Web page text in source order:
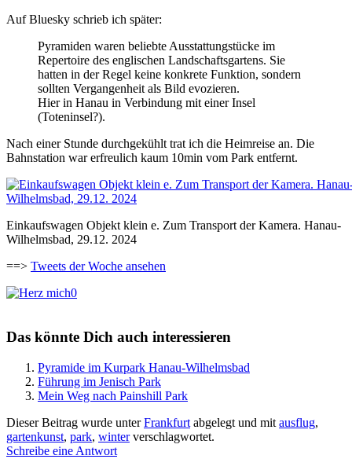
Auf Bluesky schrieb ich später:
Pyramiden waren beliebte Ausstattungstücke im
Repertoire des englischen Landschaftsgartens. Sie
hatten in der Regel keine konkrete Funktion, sondern
sollten Vergangenheit als Bild evozieren.
Hier in Hanau in Verbindung mit einer Insel
(Toteninsel?).
Nach einer Stunde durchgekühlt trat ich die Heimreise an. Die
Bahnstation war erfreulich kaum 10min vom Park entfernt.
Einkaufswagen Objekt klein e. Zum Transport der Kamera. Hanau-
Wilhelmsbad, 29.12. 2024
==> Tweets der Woche ansehen
0
Das könnte Dich auch interessieren
Pyramide im Kurpark Hanau-Wilhelmsbad
Führung im Jenisch Park
Mein Weg nach Painshill Park
Dieser Beitrag wurde unterFrankfurt abgelegt und mit ausflug,
gartenkunst, park, winterverschlagwortet.
Schreibe eine Antwort